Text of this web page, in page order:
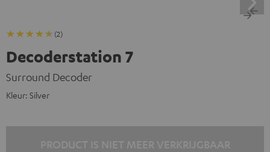
(2)
Decoderstation 7
Surround Decoder
Kleur: Silver